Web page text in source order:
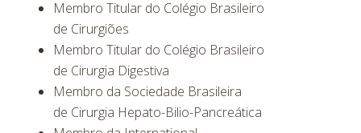
Membro Titular do Colégio Brasileiro
de Cirurgiões
Membro Titular do Colégio Brasileiro
de Cirurgia Digestiva
Membro da Sociedade Brasileira
de Cirurgia Hepato-Bilio-Pancreática